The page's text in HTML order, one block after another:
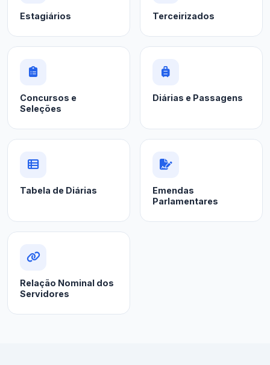
Estagiários Terceirizados
Concursos e
Seleções
Diárias e Passagens
Tabela de Diárias
Emendas
Parlamentares
Relação Nominal dos
Servidores